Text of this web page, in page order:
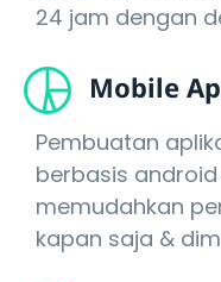
24 jam dengan
Mobile
Pembuatan
berbasis
memudahkan
kapan saja &